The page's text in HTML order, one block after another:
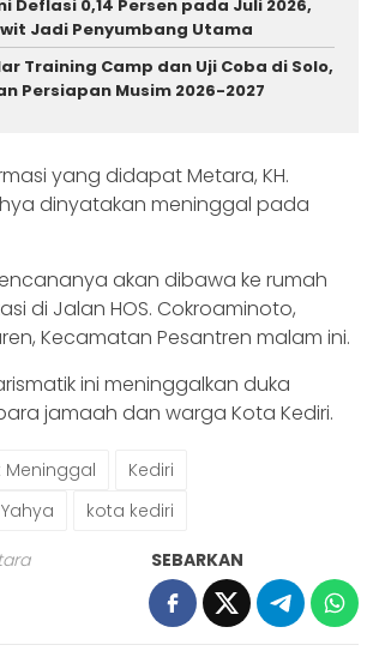
Deflasi 0,14 Persen pada Juli 2026,
Jadi Penyumbang Utama
Training Camp dan Uji Coba di Solo,
Persiapan Musim 2026-2027
yang didapat Metara, KH.
dinyatakan meninggal pada
akan dibawa ke rumah
di Jalan HOS. Cokroaminoto,
Kecamatan Pesantren malam ini.
ini meninggalkan duka
jamaah dan warga Kota Kediri.
Meninggal
Kediri
kota kediri
SEBARKAN